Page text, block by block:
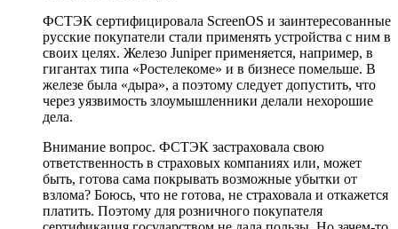
ФСТЭК сертифицировала ScreenOS и заинтересованные
русские покупатели стали применять устройства с ним в
своих целях. Железо Juniper применяется, например, в
гигантах типа «Ростелекоме» и в бизнесе помельше. В
железе была «дыра», а поэтому следует допустить, что
через уязвимость злоумышленники делали нехорошие
дела.
Внимание вопрос. ФСТЭК застраховала свою
ответственность в страховых компаниях или, может
быть, готова сама покрывать возможные убытки от
взлома? Боюсь, что не готова, не страховала и откажется
платить. Поэтому для розничного покупателя